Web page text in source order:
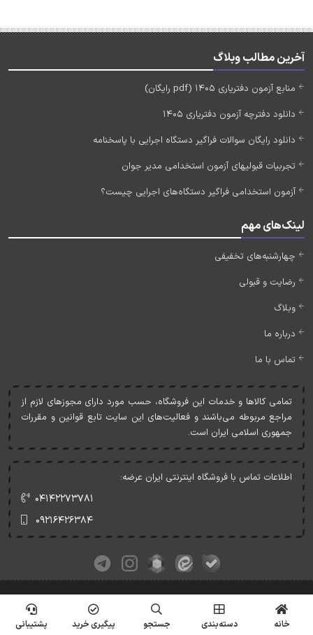
آخرین مطالب وبلاگ
منابع آزمون دفتریاری 1405 (pdf رایگان)
دانلود دفترچه آزمون دفتریاری 1405
دانلود رایگان سوالات فراگیر دستگاه اجرایی با پاسخنامه
تجربیات قبولیهای آزمون استخدامی مدیر جوان
آزمون استخدامی فراگیر دستگاه‌های اجرایی چیست؟
لینک‌های مهم
چهارشنبه‌های تخفیفی
رضایت و قبولی
وبلاگ
درباره ما
تماس با ما
تمامی کالاها و خدمات اين فروشگاه، حسب مورد دارای مجوزهای لازم از
مراجع مربوطه می‌باشند و فعاليت‌های اين سايت تابع قوانين و مقررات
جمهوری اسلامی ايران است.
اطلاعات تماس با فروشگاه اینترنتی ایران عرضه:
۰۴۱۴۲۲۷۳۷۸۱
۰۹۲۱۶۴۲۶۳۸۴
کلیه حقوق این وبسایت متعلق به ایران عرضه می‌باشد.
© Copyrights - IranArze.ir - 1405
خانه دسته‌بندی جستجو پیگیری خرید پشتیبانی